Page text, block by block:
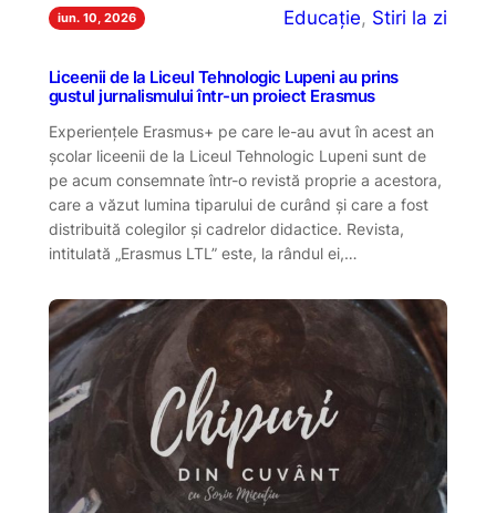
iun. 10, 2026 Educație, Stiri la zi
Liceenii de la Liceul Tehnologic Lupeni au prins
gustul jurnalismului într-un proiect Erasmus
Experiențele Erasmus+ pe care le-au avut în acest an
școlar liceenii de la Liceul Tehnologic Lupeni sunt de
pe acum consemnate într-o revistă proprie a acestora,
care a văzut lumina tiparului de curând și care a fost
distribuită colegilor și cadrelor didactice. Revista,
intitulată „Erasmus LTL” este, la rândul ei,…